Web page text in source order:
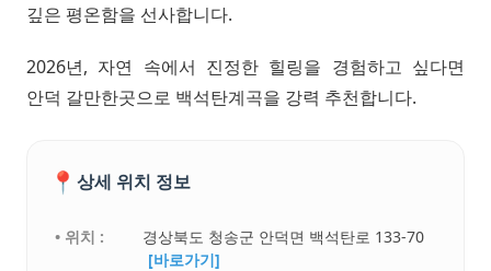
깊은 평온함을 선사합니다.
2026년, 자연 속에서 진정한 힐링을 경험하고 싶다면
안덕 갈만한곳으로 백석탄계곡을 강력 추천합니다.
📍 상세 위치 정보
• 위치 :
경상북도 청송군 안덕면 백석탄로 133-70
[바로가기]